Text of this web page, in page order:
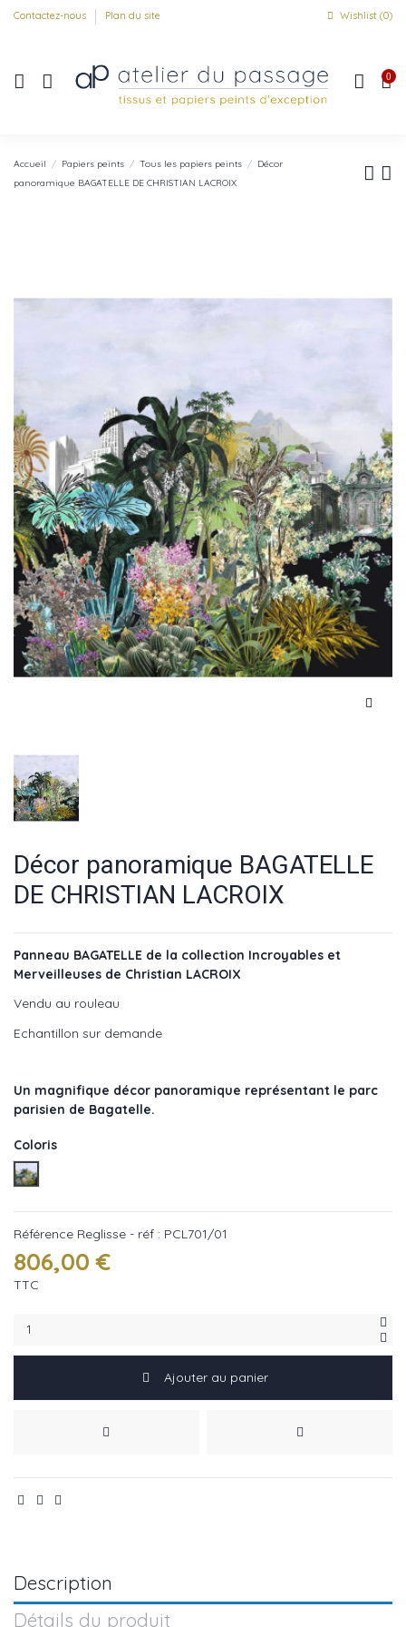
Contactez-nous Plan du site Wishlist (0)
0
Accueil Papiers peints Tous les papiers peints
Décor
panoramique BAGATELLE DE CHRISTIAN LACROIX
Décor panoramique BAGATELLE
DE CHRISTIAN LACROIX
Panneau BAGATELLE de la collection Incroyables et
Merveilleuses de Christian LACROIX
Vendu au rouleau
Echantillon sur demande
Un magnifique décor panoramique représentant le parc
parisien de Bagatelle.
Coloris
Reglisse - réf : PCL701/01
Référence Reglisse - réf : PCL701/01
806,00 €
TTC
Ajouter au panier
Description
Détails du produit